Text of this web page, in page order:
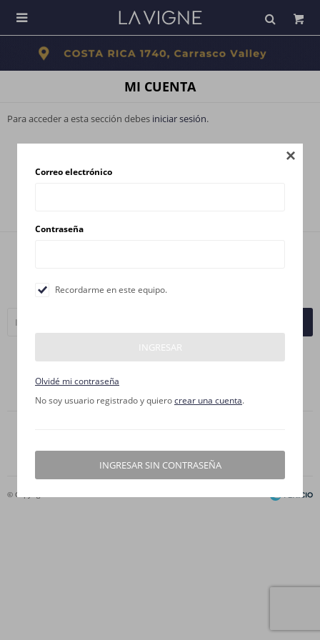

Correo electrónico
Contraseña
Recordarme en este equipo.
INGRESAR
Olvidé mi contraseña
No soy usuario registrado y quierocrear una cuenta.
INGRESAR SIN CONTRASEÑA

MI CUENTA
Para acceder a esta sección debes iniciar sesión.
¡Suscribite y recibí todas nuestras novedades!
© Copyright 2026 / Moldes Ruibal S.A.